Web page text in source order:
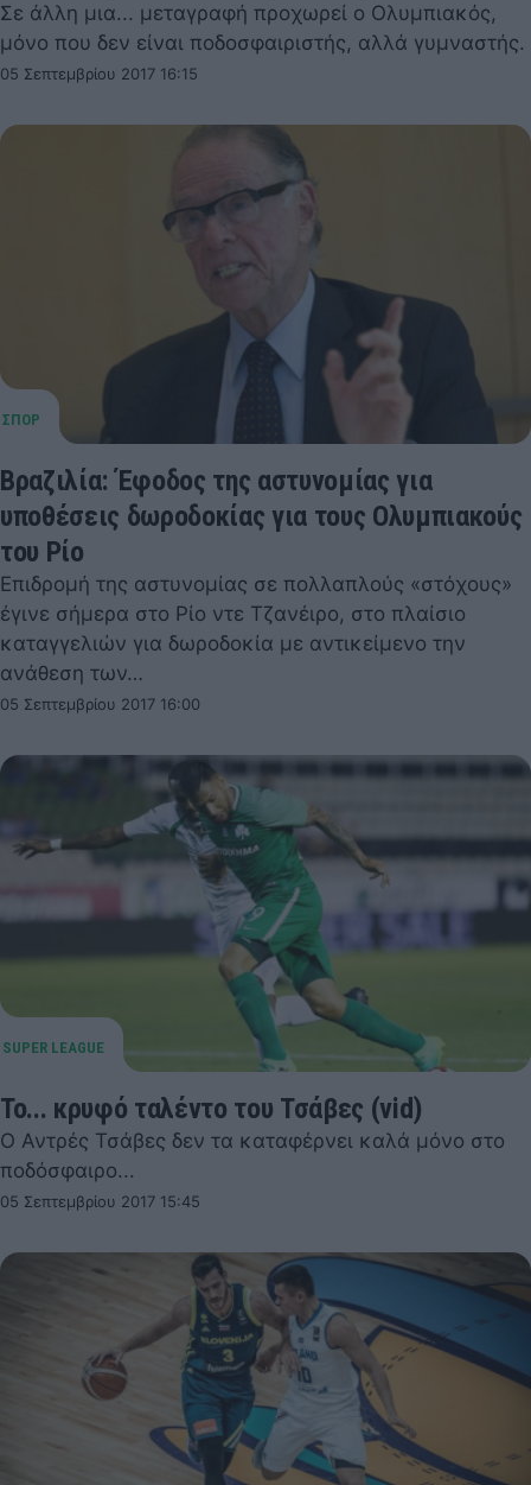
Σε άλλη μια... μεταγραφή προχωρεί ο Ολυμπιακός,
μόνο που δεν είναι ποδοσφαιριστής, αλλά γυμναστής.
05 Σεπτεμβρίου 2017 16:15
Βραζιλία: Έφοδος της αστυνομίας για
υποθέσεις δωροδοκίας για τους Ολυμπιακούς
του Ρίο
Επιδρομή της αστυνομίας σε πολλαπλούς «στόχους»
έγινε σήμερα στο Ρίο ντε Τζανέιρο, στο πλαίσιο
καταγγελιών για δωροδοκία με αντικείμενο την
ανάθεση των…
05 Σεπτεμβρίου 2017 16:00
Το... κρυφό ταλέντο του Τσάβες (vid)
Ο Αντρές Τσάβες δεν τα καταφέρνει καλά μόνο στο
ποδόσφαιρο...
05 Σεπτεμβρίου 2017 15:45